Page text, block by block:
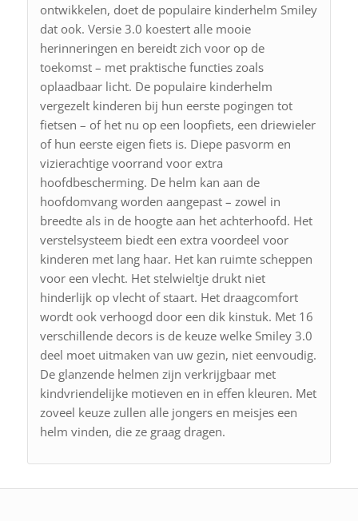
ontwikkelen, doet de populaire kinderhelm Smiley
dat ook. Versie 3.0 koestert alle mooie
herinneringen en bereidt zich voor op de
toekomst – met praktische functies zoals
oplaadbaar licht. De populaire kinderhelm
vergezelt kinderen bij hun eerste pogingen tot
fietsen – of het nu op een loopfiets, een driewieler
of hun eerste eigen fiets is. Diepe pasvorm en
vizierachtige voorrand voor extra
hoofdbescherming. De helm kan aan de
hoofdomvang worden aangepast – zowel in
breedte als in de hoogte aan het achterhoofd. Het
verstelsysteem biedt een extra voordeel voor
kinderen met lang haar. Het kan ruimte scheppen
voor een vlecht. Het stelwieltje drukt niet
hinderlijk op vlecht of staart. Het draagcomfort
wordt ook verhoogd door een dik kinstuk. Met 16
verschillende decors is de keuze welke Smiley 3.0
deel moet uitmaken van uw gezin, niet eenvoudig.
De glanzende helmen zijn verkrijgbaar met
kindvriendelijke motieven en in effen kleuren. Met
zoveel keuze zullen alle jongers en meisjes een
helm vinden, die ze graag dragen.